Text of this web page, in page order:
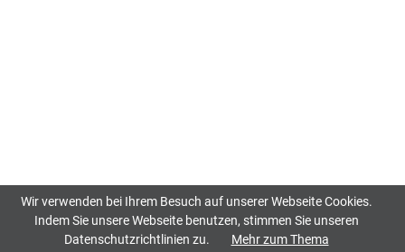
Wir verwenden bei Ihrem Besuch auf unserer Webseite Cookies.
Indem Sie unsere Webseite benutzen, stimmen Sie unseren
Datenschutzrichtlinien zu.
Mehr zum Thema